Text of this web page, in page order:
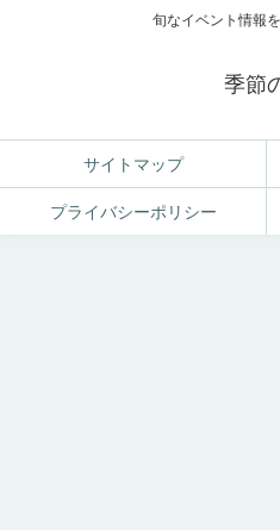
旬なイベント情報
季節
サイトマップ
プライバシーポリシー